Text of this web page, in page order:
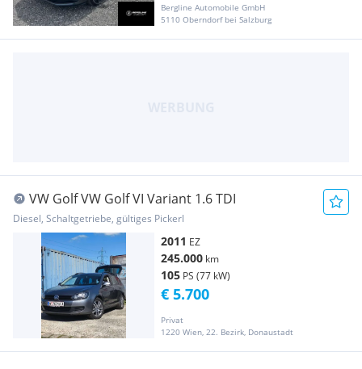
Bergline Automobile GmbH
5110 Oberndorf bei Salzburg
VW Golf VW Golf VI Variant 1.6 TDI
Diesel, Schaltgetriebe, gültiges Pickerl
2011 EZ
245.000 km
105 PS (77 kW)
Privat
1220 Wien, 22. Bezirk, Donaustadt
€ 5.700